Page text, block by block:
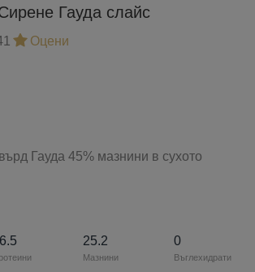
Гауда слайс
Оцени
Гауда 45% мазнини в сухото
25.2
Мазнини
0
Въглехидрати